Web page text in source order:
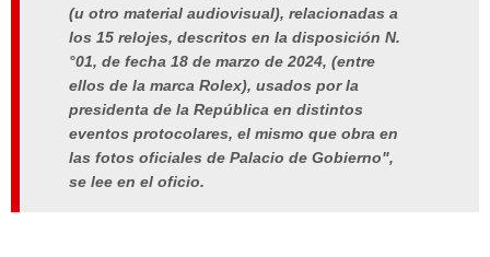
(u otro material audiovisual), relacionadas a
los 15 relojes, descritos en la disposición N.
°01, de fecha 18 de marzo de 2024, (entre
ellos de la marca Rolex), usados por la
presidenta de la República en distintos
eventos protocolares, el mismo que obra en
las fotos oficiales de Palacio de Gobierno",
se lee en el oficio.